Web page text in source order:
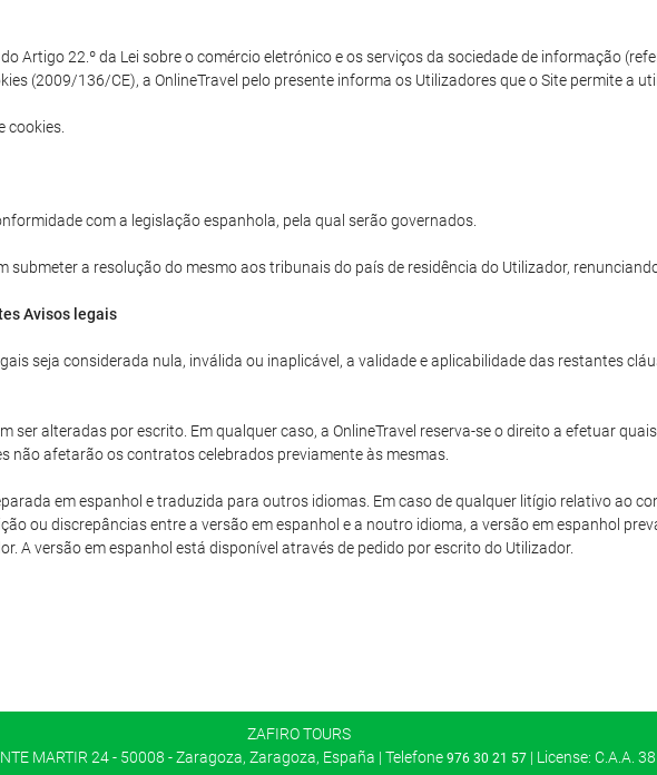
Artigo 22.º da Lei sobre o comércio eletrónico e os serviços da sociedade de informação
(2009/136/CE), a OnlineTravel pelo presente informa os Utilizadores que o Site permite a
cookies.
com a legislação espanhola, pela qual serão governados.
submeter a resolução do mesmo aos tribunais do país de residência do Utilizador,
Avisos legais
seja considerada nula, inválida ou inaplicável, a validade e aplicabilidade das restantes
ser alteradas por escrito. Em qualquer caso, a OnlineTravel reserva-se o direito a efetuar
não afetarão os contratos celebrados previamente às mesmas.
em espanhol e traduzida para outros idiomas. Em caso de qualquer litígio relativo ao
ou discrepâncias entre a versão em espanhol e a noutro idioma, a versão em espanhol
A versão em espanhol está disponível através de pedido por escrito do Utilizador.
ZAFIRO TOURS
MARTIR 24 - 50008 - Zaragoza, Zaragoza, España | Telefone 976 30 21 57| License: C.A.A.